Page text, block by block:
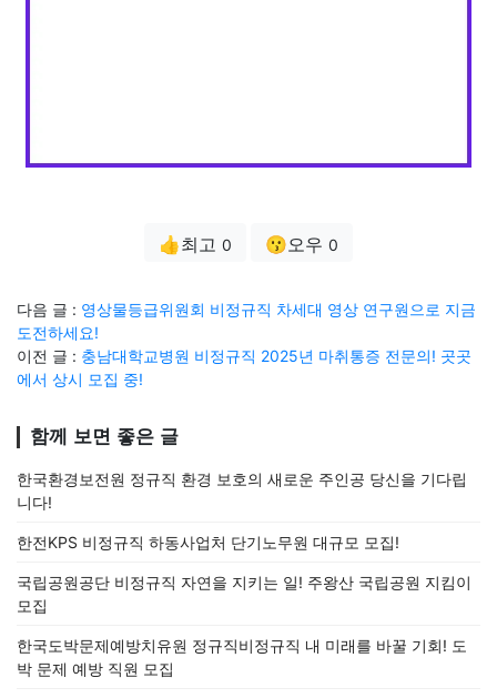
👍최고 0 😗오우 0
다음 글 : 영상물등급위원회 비정규직 차세대 영상 연구원으로 지금
도전하세요!
이전 글 : 충남대학교병원 비정규직 2025년 마취통증 전문의! 곳곳
에서 상시 모집 중!
함께 보면 좋은 글
한국환경보전원 정규직 환경 보호의 새로운 주인공 당신을 기다립
니다!
한전KPS 비정규직 하동사업처 단기노무원 대규모 모집!
국립공원공단 비정규직 자연을 지키는 일! 주왕산 국립공원 지킴이
모집
한국도박문제예방치유원 정규직비정규직 내 미래를 바꿀 기회! 도
박 문제 예방 직원 모집